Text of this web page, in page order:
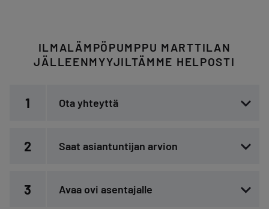
ILMALÄMPÖPUMPPU MARTTILAN
JÄLLEENMYYJILTÄMME HELPOSTI
1 Ota yhteyttä
2 Saat asiantuntijan arvion
3 Avaa ovi asentajalle